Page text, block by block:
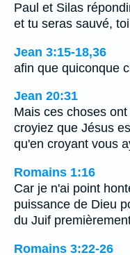
Paul et Silas
et tu seras sauvé,
Jean 3:15-18,36
afin que quiconque
Jean 20:31
Mais ces choses
croyiez que Jésus
qu'en croyant vous
Romains 1:16
Car je n'ai point
puissance de Dieu
du Juif
Romains 3:22-26